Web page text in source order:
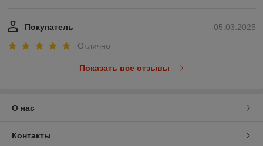
05.03.2025
Покупатель
Отлично
Показать все отзывы
О нас
Контакты